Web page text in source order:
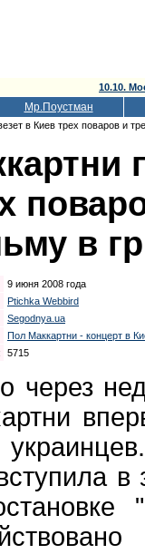
10.10.
Мр.Поустман
в Киев трех поваров и
в
9 июня 2008 года
Ptichka Webbird
Segodnya.ua
Пол Маккартни - концерт в
5715
через